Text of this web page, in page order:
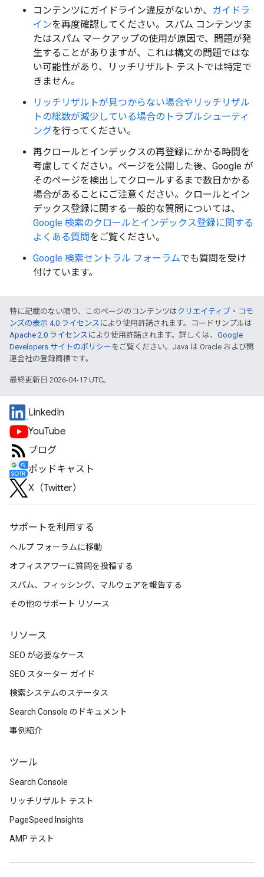
コンテンツにガイドライン違反がないか、
ガイドラ
インを再度確認してください。スパム コンテンツま
たはスパム マークアップの使用が原因で、問題が発
生することがありますが、これは構文の問題ではな
い可能性があり、リッチリザルト テストでは特定で
きません。
リッチリザルトが見つからない場合やリッチリザル
トの総数が減少している場合のトラブルシューティ
ングを行ってください。
再クロールとインデックスの再登録にかかる時間を
考慮してください。ページを公開した後、Google が
そのページを検出してクロールするまで数日かかる
場合があることにご注意ください。クロールとイン
デックス登録に関する一般的な質問については、
Google 検索のクロールとインデックス登録に関する
よくある質問をご覧ください。
Google 検索セントラル フォーラムでも質問を受け
付けています。
特に記載のない限り、このページのコンテンツはクリエイティブ・コモ
ンズの表示 4.0 ライセンス により使用許諾されます。コードサンプルは
Apache 2.0 ライセンス により使用許諾されます。詳しくは、 Google
Developers サイトのポリシー をご覧ください。Java は Oracle および関
連会社の登録商標です。
最終更新日 2026-04-17 UTC。
LinkedIn
YouTube
ブログ
ポッドキャスト
X（Twitter）
サポートを利用する
ヘルプ フォーラムに移動
オフィスアワーに質問を投稿する
スパム、フィッシング、マルウェアを報告する
その他のサポート リソース
リソース
SEO が必要なケース
SEO スターター ガイド
検索システムのステータス
Search Console のドキュメント
事例紹介
ツール
Search Console
リッチリザルト テスト
PageSpeed Insights
AMP テスト